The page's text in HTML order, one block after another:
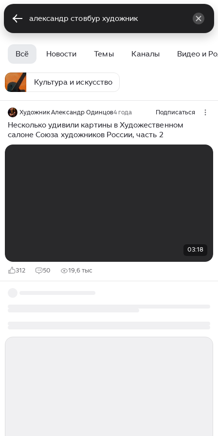
Всё Новости Темы Каналы Видео и
Культура и искусство
Художник Александр Одинцов4 года Подписаться
Несколько удивили картины в Художественном
салоне Союза художников России, часть 2
03:18
312 50 19,6 тыс